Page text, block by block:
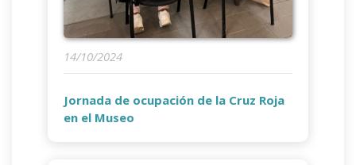
14/10/2024
Jornada de ocupación de la Cruz Roja
en el Museo